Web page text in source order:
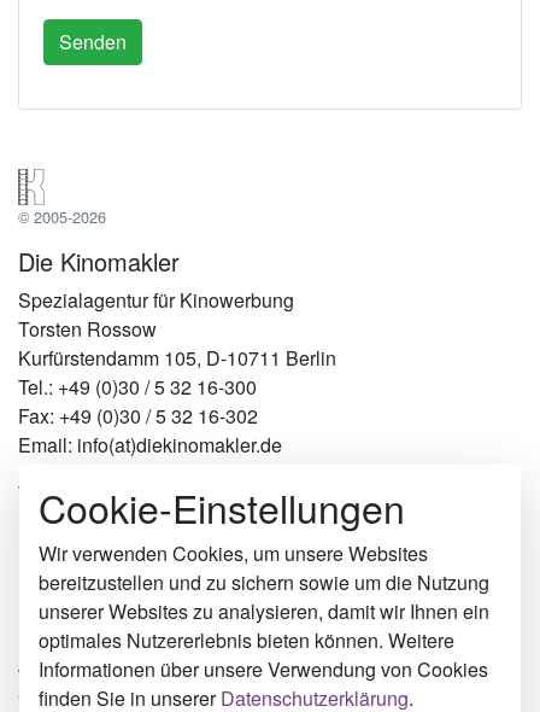
© 2005-2026
Die Kinomakler
Spezialagentur für Kinowerbung
Torsten Rossow
Kurfürstendamm 105, D-10711 Berlin
Tel.: +49 (0)30 / 5 32 16-300
Fax: +49 (0)30 / 5 32 16-302
Email: info(at)diekinomakler.de
Werben in Städten
Berlin
Hamburg
München
Köln
Lüdenscheid
Juist
Geldern
Cookie-Einstellungen
Wir verwenden Cookies, um unsere Websites
bereitzustellen und zu sichern sowie um die Nutzung
unserer Websites zu analysieren, damit wir Ihnen ein
optimales Nutzererlebnis bieten können. Weitere
Informationen über unsere Verwendung von Cookies
finden Sie in unsererDatenschutzerklärung.